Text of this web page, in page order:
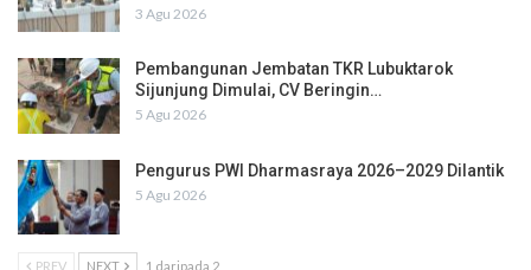
3 Agu 2026
Pembangunan Jembatan TKR Lubuktarok
Sijunjung Dimulai, CV Beringin…
5 Agu 2026
Pengurus PWI Dharmasraya 2026–2029 Dilantik
5 Agu 2026
PREV NEXT 1 daripada 2